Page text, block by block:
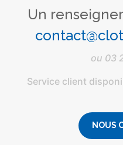
Un
ou 03
Service client
NOUS